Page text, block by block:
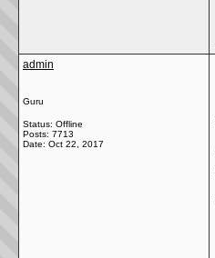
admin
Guru
Status: Offline
Posts: 7713
Date: Oct 22, 2017